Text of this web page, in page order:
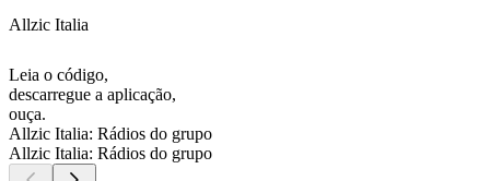
Allzic Italia
Leia o código,
descarregue a aplicação,
ouça.
Allzic Italia: Rádios do grupo
Allzic Italia: Rádios do grupo